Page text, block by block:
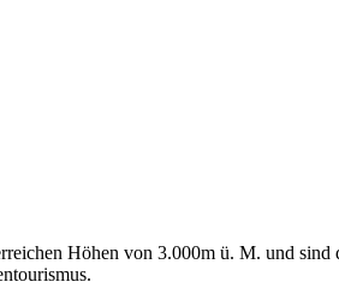
Höhen von 3.000m ü. M. und sind